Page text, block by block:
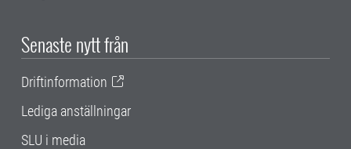
Senaste nytt från
Driftinformation
Lediga anställningar
SLU i media